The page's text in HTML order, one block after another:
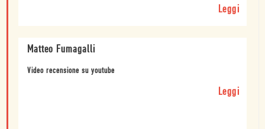
Leggi
Matteo Fumagalli
Video recensione su youtube
Leggi